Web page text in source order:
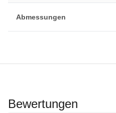
Abmessungen
Bewertungen